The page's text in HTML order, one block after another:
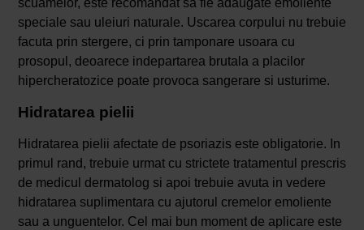
scuamelor, este recomandat sa fie adaugate emoliente
speciale sau uleiuri naturale. Uscarea corpului nu trebuie
facuta prin stergere, ci prin tamponare usoara cu
prosopul, deoarece indepartarea brutala a placilor
hipercheratozice poate provoca sangerare si usturime.
Hidratarea pielii
Hidratarea pielii afectate de psoriazis este obligatorie. In
primul rand, trebuie urmat cu strictete tratamentul prescris
de medicul dermatolog si apoi trebuie avuta in vedere
hidratarea suplimentara cu ajutorul cremelor emoliente
sau a unguentelor. Cel mai bun moment de aplicare este